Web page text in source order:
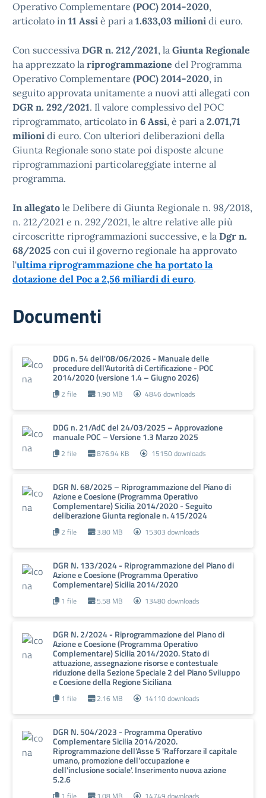
Operativo Complementare (POC) 2014-2020,
articolato in 11 Assi è pari a 1.633,03 milioni di euro.
Con successiva DGR n. 212/2021, la Giunta Regionale
ha apprezzato la riprogrammazione del Programma
Operativo Complementare (POC) 2014-2020, in
seguito approvata unitamente a nuovi atti allegati con
DGR n. 292/2021. Il valore complessivo del POC
riprogrammato, articolato in 6 Assi, è pari a 2.071,71
milioni di euro. Con ulteriori deliberazioni della
Giunta Regionale sono state poi disposte alcune
riprogrammazioni particolareggiate interne al
programma.
In allegato le Delibere di Giunta Regionale n. 98/2018,
n. 212/2021 e n. 292/2021, le altre relative alle più
circoscritte riprogrammazioni successive, e la Dgr n.
68/2025 con cui il governo regionale ha approvato
l'ultima riprogrammazione che ha portato la
dotazione del Poc a 2,56 miliardi di euro.
Documenti
DDG n. 54 dell'08/06/2026 - Manuale delle
procedure dell’Autorità di Certificazione - POC
2014/2020 (versione 1.4 – Giugno 2026)
2 file 1.90 MB 4846 downloads
DDG n. 21/AdC del 24/03/2025 – Approvazione
manuale POC – Versione 1.3 Marzo 2025
2 file 876.94 KB 15150 downloads
DGR N. 68/2025 – Riprogrammazione del Piano di
Azione e Coesione (Programma Operativo
Complementare) Sicilia 2014/2020 - Seguito
deliberazione Giunta regionale n. 415/2024
2 file 3.80 MB 15303 downloads
DGR N. 133/2024 - Riprogrammazione del Piano di
Azione e Coesione (Programma Operativo
Complementare) Sicilia 2014/2020
1 file 5.58 MB 13480 downloads
DGR N. 2/2024 - Riprogrammazione del Piano di
Azione e Coesione (Programma Operativo
Complementare) Sicilia 2014/2020. Stato di
attuazione, assegnazione risorse e contestuale
riduzione della Sezione Speciale 2 del Piano Sviluppo
e Coesione della Regione Siciliana
1 file 2.16 MB 14110 downloads
DGR N. 504/2023 - Programma Operativo
Complementare Sicilia 2014/2020.
Riprogrammazione dell'Asse 5 'Rafforzare il capitale
umano, promozione dell'occupazione e
dell'inclusione sociale'. Inserimento nuova azione
5.2.6